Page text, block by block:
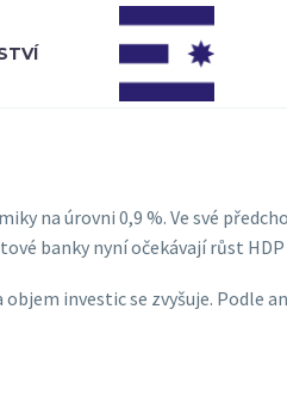
na úrovni 0,9 %. Ve své
banky nyní očekávají růst HDP
investic se zvyšuje.